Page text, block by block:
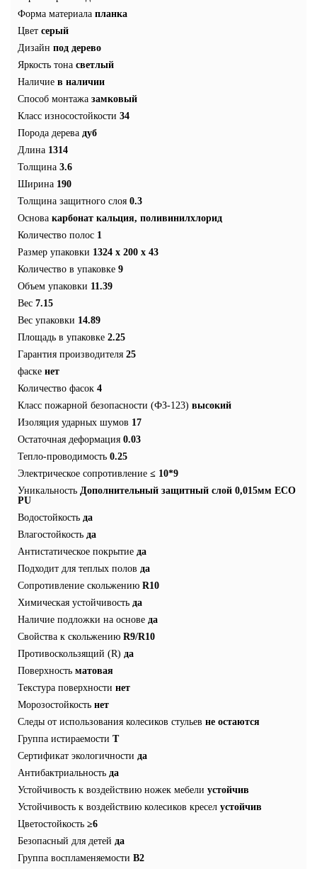
Форма материала планка
Цвет серый
Дизайн под дерево
Яркость тона светлый
Наличие в наличии
Способ монтажа замковый
Класс износостойкости 34
Порода дерева дуб
Длина 1314
Толщина 3.6
Ширина 190
Толщина защитного слоя 0.3
Основа карбонат кальция, поливинилхлорид
Количество полос 1
Размер упаковки 1324 x 200 x 43
Количество в упаковке 9
Объем упаковки 11.39
Вес 7.15
Вес упаковки 14.89
Площадь в упаковке 2.25
Гарантия производителя 25
фаске нет
Количество фасок 4
Класс пожарной безопасности (ФЗ-123) высокий
Изоляция ударных шумов 17
Остаточная деформация 0.03
Тепло-проводимость 0.25
Электрическое сопротивление ≤ 10*9
Уникальность Дополнительный защитный слой 0,015мм ECO
PU
Водостойкость да
Влагостойкость да
Антистатическое покрытие да
Подходит для теплых полов да
Сопротивление скольжению R10
Химическая устойчивость да
Наличие подложки на основе да
Свойства к скольжению R9/R10
Противоскользящий (R) да
Поверхность матовая
Текстура поверхности нет
Морозостойкость нет
Следы от использования колесиков стульев не остаются
Группа истираемости Т
Сертификат экологичности да
Антибактриальность да
Устойчивость к воздействию ножек мебели устойчив
Устойчивость к воздействию колесиков кресел устойчив
Цветостойкость ≥6
Безопасный для детей да
Группа воспламеняемости В2